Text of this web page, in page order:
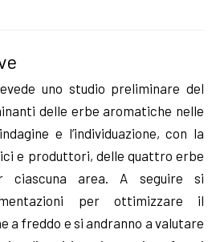
uno studio preliminare del
delle erbe aromatiche nelle
e l’individuazione, con la
e produttori, delle quattro erbe
ciascuna area. A seguire si
per ottimizzare il
a freddo e si andranno a valutare